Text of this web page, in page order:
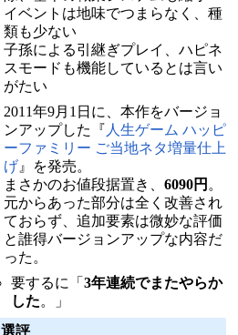
イベントは地味でつまらなく、種
類も少ない
子孫による引継ぎプレイ、ハピネ
スモードも機能しているとは言い
がたい
2011年9月1日に、本作をバージョ
ンアップした『 人生ゲーム ハッピ
ーファミリー ご当地ネタ増量仕上
げ 』を発売。
まさかのお値段据置き、 6090円 。
元からあった部分は全く改善され
ておらず、追加要素は微妙な評価
と誰得バージョンアップな内容だ
った。
要するに「 3年連続でまたやらか
した。」
選評